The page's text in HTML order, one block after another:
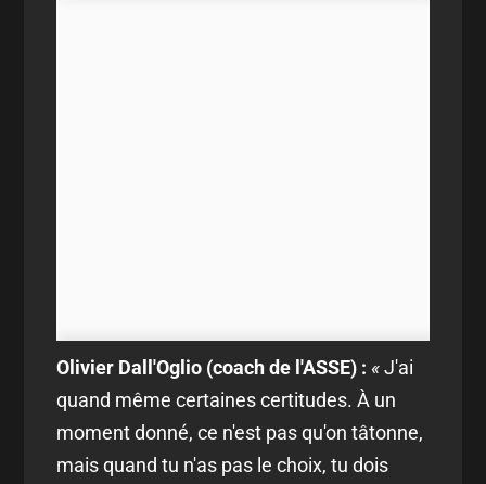
Olivier Dall'Oglio (coach de l'ASSE) : «J'ai
quand même certaines certitudes. À un
moment donné, ce n'est pas qu'on tâtonne,
mais quand tu n'as pas le choix, tu dois